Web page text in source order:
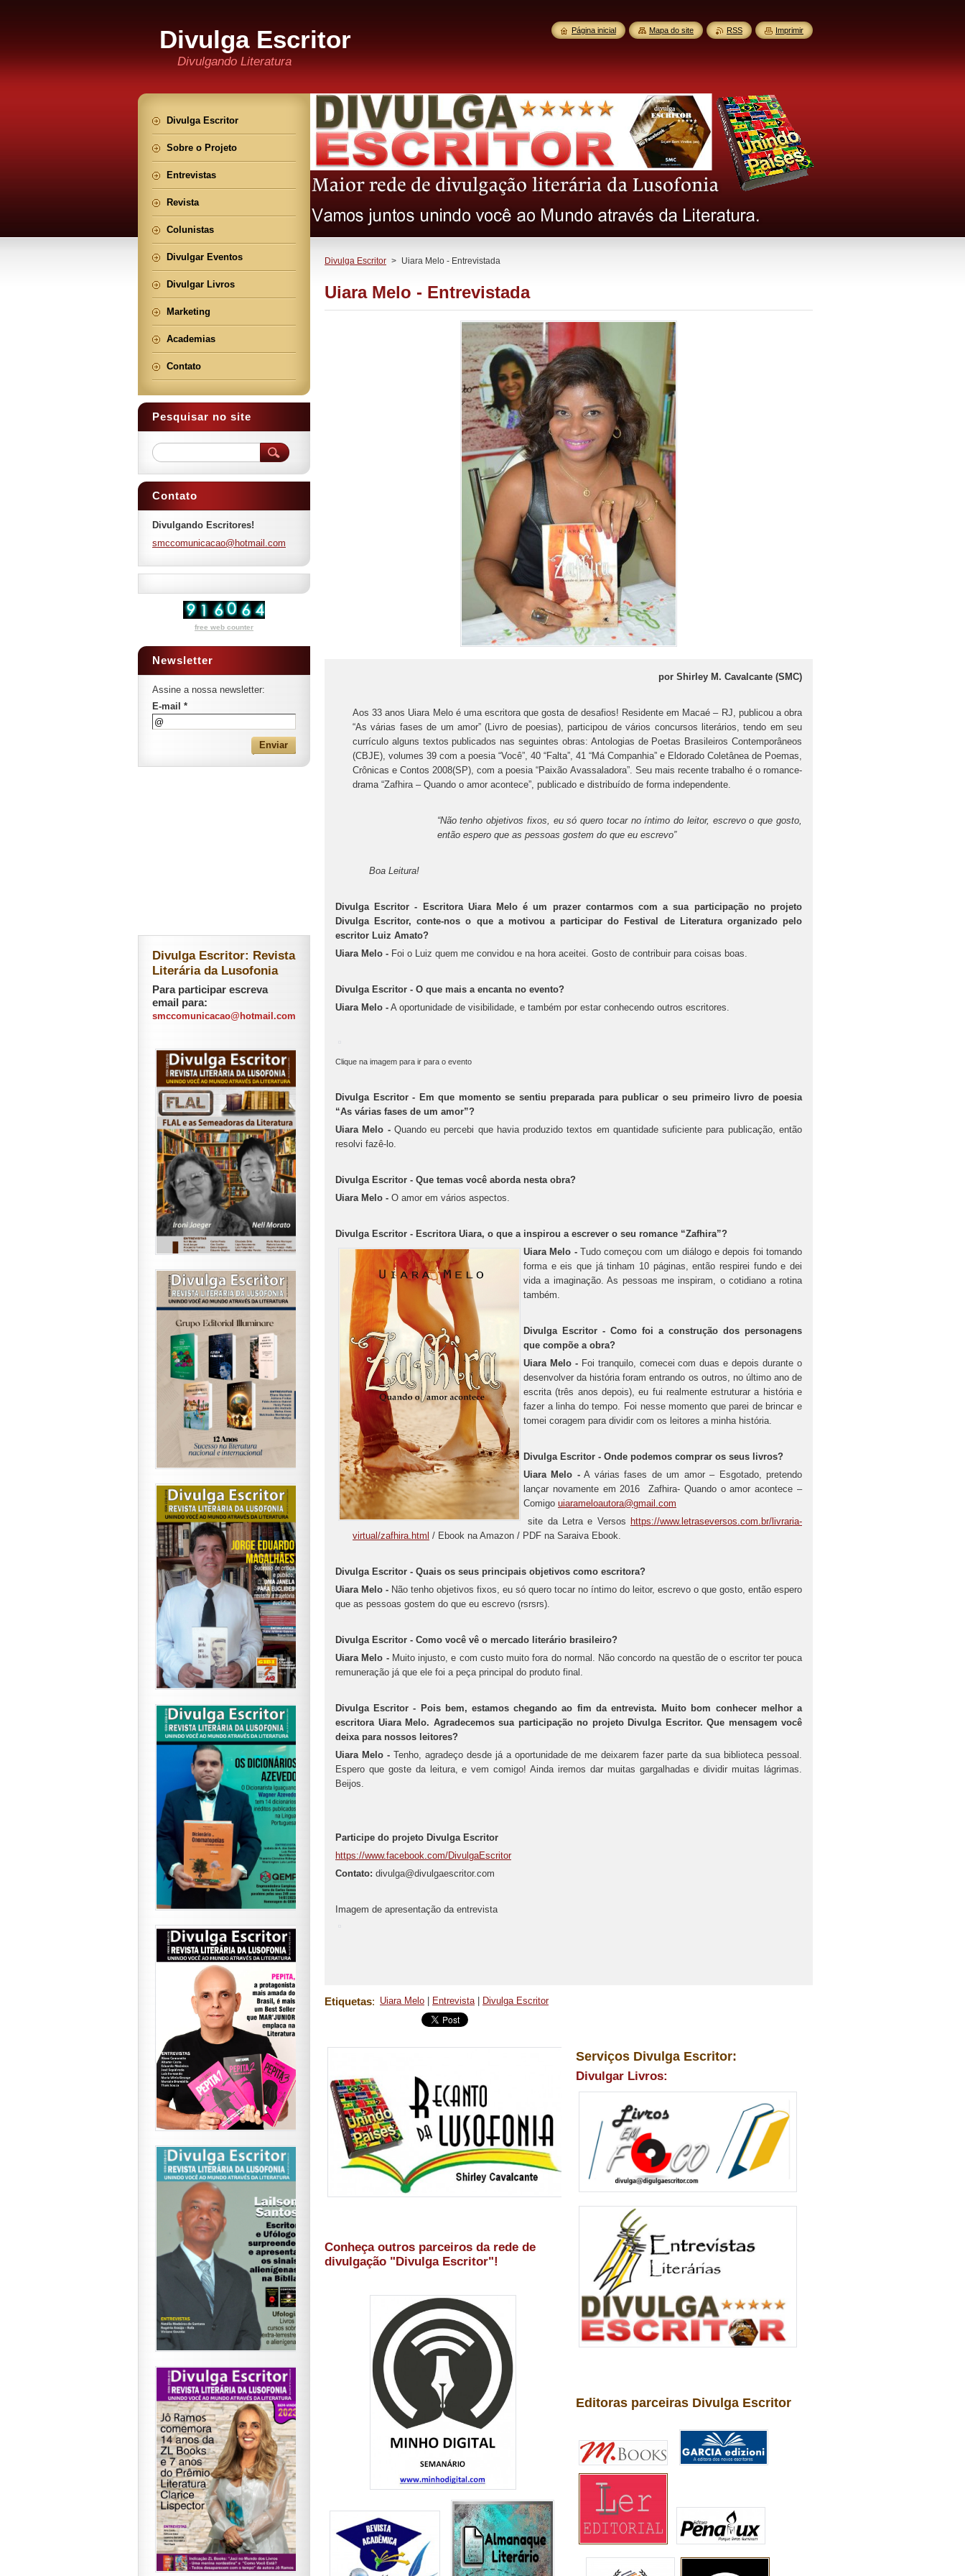
Divulga Escritor
Divulgando Literatura
Divulga Escritor > Uiara Melo - Entrevistada
Uiara Melo - Entrevistada
por Shirley M. Cavalcante (SMC)
Aos 33 anos Uiara Melo é uma escritora que gosta de desafios! Residente em Macaé – RJ, publicou a obra
“As várias fases de um amor” (Livro de poesias), participou de vários concursos literários, tendo em seu
currículo alguns textos publicados nas seguintes obras: Antologias de Poetas Brasileiros Contemporâneos
(CBJE), volumes 39 com a poesia “Você”, 40 “Falta”, 41 “Má Companhia” e Eldorado Coletânea de Poemas,
Crônicas e Contos 2008(SP), com a poesia “Paixão Avassaladora”. Seu mais recente trabalho é o romance-
drama “Zafhira – Quando o amor acontece”, publicado e distribuído de forma independente.
“Não tenho objetivos fixos, eu só quero tocar no íntimo do leitor, escrevo o que gosto,
então espero que as pessoas gostem do que eu escrevo”
Boa Leitura!
Divulga Escritor - Escritora Uiara Melo é um prazer contarmos com a sua participação no projeto
Divulga Escritor, conte-nos o que a motivou a participar do Festival de Literatura organizado pelo
escritor Luiz Amato?
Uiara Melo - Foi o Luiz quem me convidou e na hora aceitei. Gosto de contribuir para coisas boas.
Divulga Escritor - O que mais a encanta no evento?
Uiara Melo - A oportunidade de visibilidade, e também por estar conhecendo outros escritores.
Clique na imagem para ir para o evento
Divulga Escritor - Em que momento se sentiu preparada para publicar o seu primeiro livro de poesia
“As várias fases de um amor”?
Uiara Melo -Quando eu percebi que havia produzido textos em quantidade suficiente para publicação, então
resolvi fazê-lo.
Divulga Escritor - Que temas você aborda nesta obra?
Uiara Melo - O amor em vários aspectos.
Divulga Escritor - Escritora Uiara, o que a inspirou a escrever o seu romance “Zafhira”?
Uiara Melo -Tudo começou com um diálogo e depois foi tomando
forma e eis que já tinham 10 páginas, então respirei fundo e dei
vida a imaginação. As pessoas me inspiram, o cotidiano a rotina
também.
Divulga Escritor - Como foi a construção dos personagens
que compõe a obra?
Uiara Melo -Foi tranquilo, comecei com duas e depois durante o
desenvolver da história foram entrando os outros, no último ano de
escrita (três anos depois), eu fui realmente estruturar a história e
fazer a linha do tempo. Foi nesse momento que parei de brincar e
tomei coragem para dividir com os leitores a minha história.
Divulga Escritor - Onde podemos comprar os seus livros?
Uiara Melo -A várias fases de um amor – Esgotado, pretendo
lançar novamente em 2016 Zafhira- Quando o amor acontece –
Comigo uiarameloautora@gmail.com
site da Letra e Versos https://www.letraseversos.com.br/livraria-
virtual/zafhira.html / Ebook na Amazon / PDF na Saraiva Ebook.
Divulga Escritor - Quais os seus principais objetivos como escritora?
Uiara Melo - Não tenho objetivos fixos, eu só quero tocar no íntimo do leitor, escrevo o que gosto, então espero
que as pessoas gostem do que eu escrevo (rsrsrs).
Divulga Escritor - Como você vê o mercado literário brasileiro?
Uiara Melo -Muito injusto, e com custo muito fora do normal. Não concordo na questão de o escritor ter pouca
remuneração já que ele foi a peça principal do produto final.
Divulga Escritor - Pois bem, estamos chegando ao fim da entrevista. Muito bom conhecer melhor a
escritora Uiara Melo. Agradecemos sua participação no projeto Divulga Escritor. Que mensagem você
deixa para nossos leitores?
Uiara Melo -Tenho, agradeço desde já a oportunidade de me deixarem fazer parte da sua biblioteca pessoal.
Espero que goste da leitura, e vem comigo! Ainda iremos dar muitas gargalhadas e dividir muitas lágrimas.
Beijos.
Participe do projeto Divulga Escritor
https://www.facebook.com/DivulgaEscritor
Contato: divulga@divulgaescritor.com
Imagem de apresentação da entrevista
Etiquetas: Uiara Melo Entrevista Divulga Escritor
Conheça outros parceiros da rede de
divulgação "Divulga Escritor"!
Serviços Divulga Escritor:
Divulgar Livros:
Editoras parceiras Divulga Escritor
Divulga Escritor
Sobre o Projeto
Entrevistas
Revista
Colunistas
Divulgar Eventos
Divulgar Livros
Marketing
Academias
Contato
Pesquisar no site
Contato
Divulgando Escritores!
smccomunicacao@hotmail.com
free web counter
Newsletter
Assine a nossa newsletter:
E-mail *
Divulga Escritor: Revista
Literária da Lusofonia
Para participar escreva
email para:
smccomunicacao@hotmail.com
Página inicial Mapa do site RSS Imprimir